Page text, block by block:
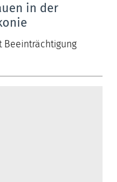
in der
Beeinträchtigung